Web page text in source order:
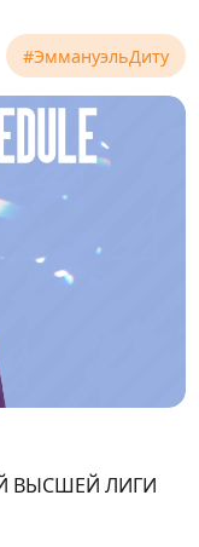
#ЭммануэльДиту
ВЫСШЕЙ ЛИГИ